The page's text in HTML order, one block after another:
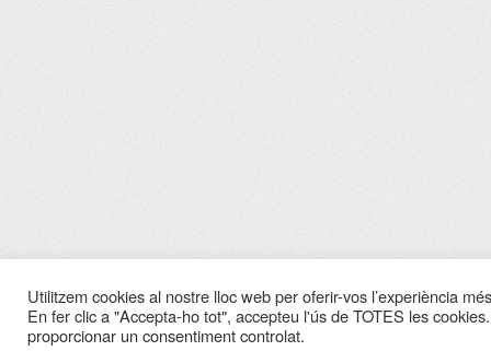
Utilitzem cookies al nostre lloc web per oferir-vos l’experiència
En fer clic a "Accepta-ho tot", accepteu l'ús de TOTES les
proporcionar un consentiment controlat.